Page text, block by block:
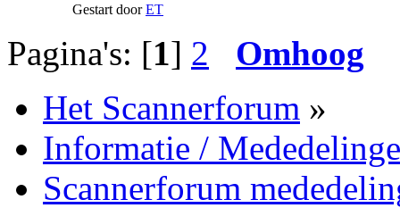
Gestart doorET
Pagina's: [1] 2
Omhoog
Het Scannerforum »
Informatie /
Scannerforum